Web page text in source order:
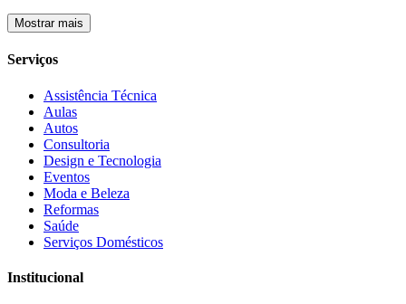
Mostrar mais
Serviços
Assistência Técnica
Aulas
Autos
Consultoria
Design e Tecnologia
Eventos
Moda e Beleza
Reformas
Saúde
Serviços Domésticos
Institucional